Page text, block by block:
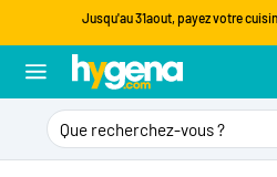
Jusqu'au 31aout, payez votre